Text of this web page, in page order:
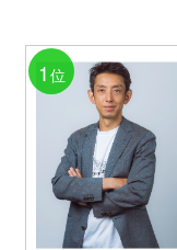
1 位